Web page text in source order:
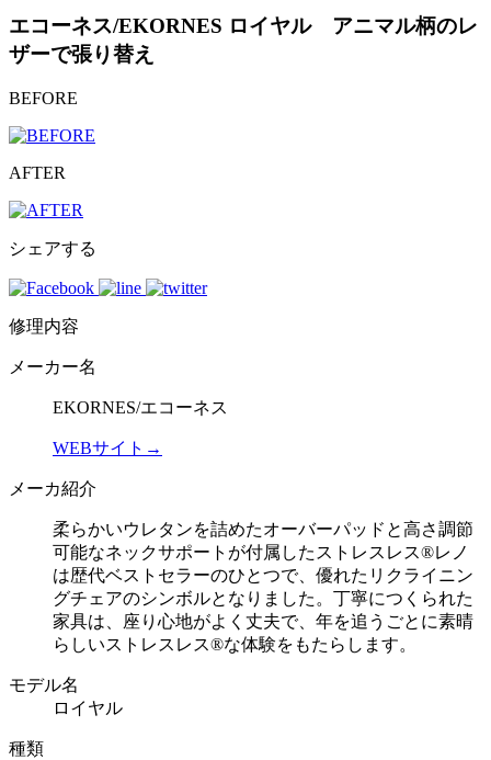
エコーネス/EKORNES ロイヤル アニマル柄のレ
ザーで張り替え
BEFORE
AFTER
シェアする
修理内容
メーカー名
EKORNES/エコーネス
WEBサイト→
メーカ紹介
柔らかいウレタンを詰めたオーバーパッドと高さ調節
可能なネックサポートが付属したストレスレス®レノ
は歴代ベストセラーのひとつで、優れたリクライニン
グチェアのシンボルとなりました。丁寧につくられた
家具は、座り心地がよく丈夫で、年を追うごとに素晴
らしいストレスレス®な体験をもたらします。
モデル名
ロイヤル
種類